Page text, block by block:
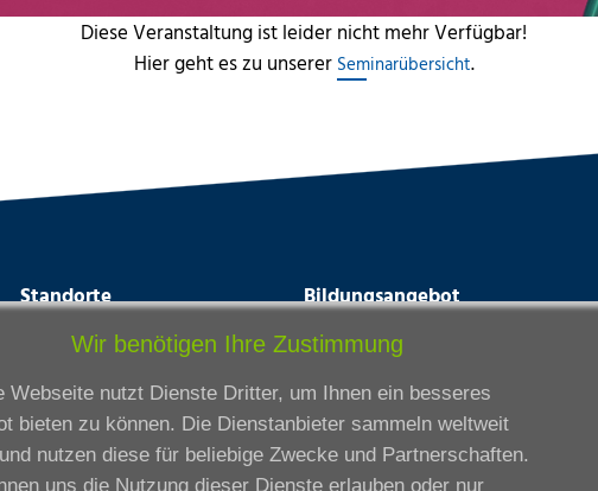
Diese Veranstaltung ist leider nicht mehr Verfügbar!
Hier geht es zu unserer Seminarübersicht.
Standorte
Darmstadt
Fulda
Gießen
Kassel
Bildungsangebot
Ausbildung
Fortbildung
Wir benötigen Ihre Zustimmung
Webseite nutzt Dienste Dritter, um Ihnen ein besseres
bieten zu können. Die Dienstanbieter sammeln weltweit
nutzen diese für beliebige Zwecke und Partnerschaften.
uns die Nutzung dieser Dienste erlauben oder nur